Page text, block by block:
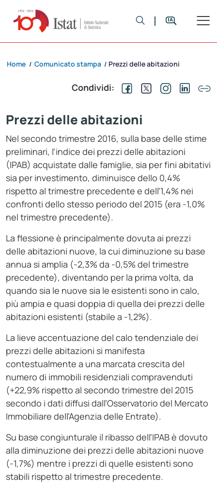
Home / Comunicato stampa / Prezzi delle abitazioni
Condividi:
Prezzi delle abitazioni
Nel secondo trimestre 2016, sulla base delle stime
preliminari, l’indice dei prezzi delle abitazioni
(IPAB) acquistate dalle famiglie, sia per fini abitativi
sia per investimento, diminuisce dello 0,4%
rispetto al trimestre precedente e dell’1,4% nei
confronti dello stesso periodo del 2015 (era -1,0%
nel trimestre precedente).
La flessione è principalmente dovuta ai prezzi
delle abitazioni nuove, la cui diminuzione su base
annua si amplia (-2,3% da -0,5% del trimestre
precedente), diventando per la prima volta, da
quando sia le nuove sia le esistenti sono in calo,
più ampia e quasi doppia di quella dei prezzi delle
abitazioni esistenti (stabile a -1,2%).
La lieve accentuazione del calo tendenziale dei
prezzi delle abitazioni si manifesta
contestualmente a una marcata crescita del
numero di immobili residenziali compravenduti
(+22,9% rispetto al secondo trimestre del 2015
secondo i dati diffusi dall’Osservatorio del Mercato
Immobiliare dell’Agenzia delle Entrate).
Su base congiunturale il ribasso dell’IPAB è dovuto
alla diminuzione dei prezzi delle abitazioni nuove
(-1,7%) mentre i prezzi di quelle esistenti sono
stabili rispetto al trimestre precedente.